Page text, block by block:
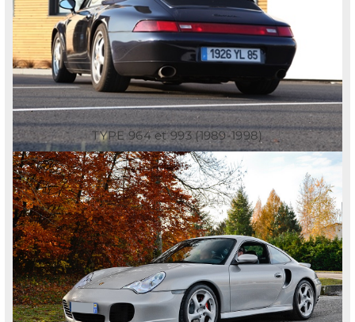
TYPE 964 et 993 (1989-1998)